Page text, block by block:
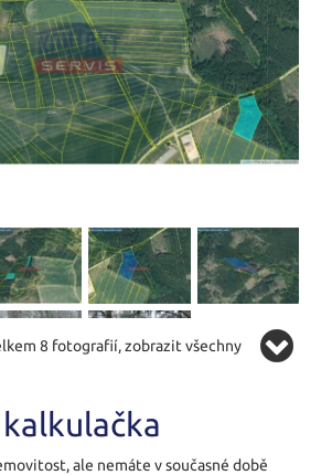
8 fotografií, zobrazit všechny
ale nemáte v současné době